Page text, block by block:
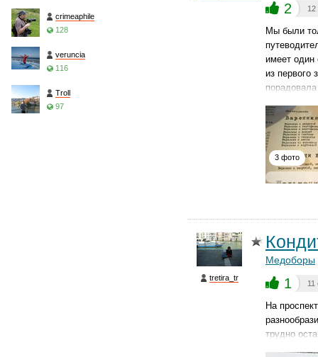
crimeaphile
128
veruncia
116
Troll
97
2 12
Мы были
имеет один
из первого
3 фото
tretira_tr
Медоборы
1 11
На
трудно